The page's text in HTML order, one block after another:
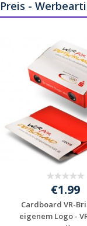
Preis -
€1.99
Cardboard VR-
eigenem Logo -